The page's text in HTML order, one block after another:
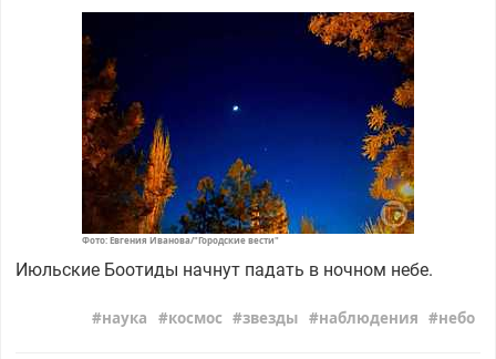
Фото: Евгения Иванова/"Городские вести"
Июльские Боотиды начнут падать в ночном небе.
наука космос звезды наблюдения небо